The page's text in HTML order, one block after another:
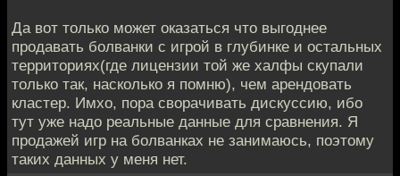
Да вот только может оказаться что выгоднее
продавать болванки с игрой в глубинке и остальных
территориях(где лицензии той же халфы скупали
только так, насколько я помню), чем арендовать
кластер. Имхо, пора сворачивать дискуссию, ибо
тут уже надо реальные данные для сравнения. Я
продажей игр на болванках не занимаюсь, поэтому
таких данных у меня нет.